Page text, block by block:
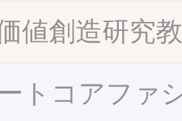
値創造研究
トコアファ